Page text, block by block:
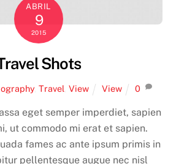
ABRIL
9
2015
Shots
, Travel View View 0
eget semper imperdiet, sapien
ut commodo mi erat et sapien.
fames ac ante ipsum primis in
pellentesque augue nec nisl